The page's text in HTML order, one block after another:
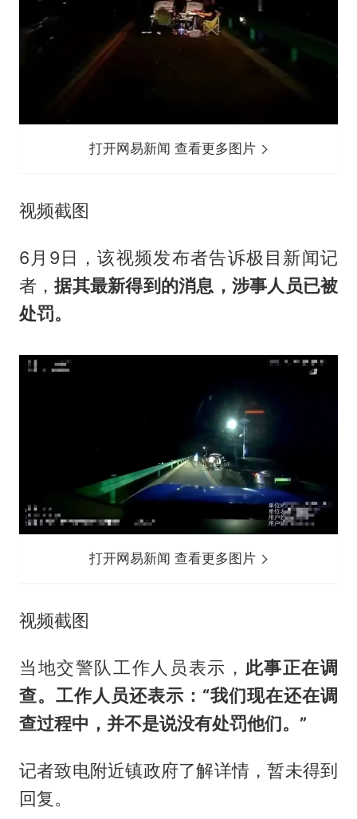
打开网易新闻 查看更多图片
视频截图
6月9日，该视频发布者告诉极目新闻记
者，据其最新得到的消息，涉事人员已被
处罚。
打开网易新闻 查看更多图片
视频截图
当地交警队工作人员表示， 此事正在调
查。工作人员还表示：“我们现在还在调
查过程中，并不是说没有处罚他们。”
记者致电附近镇政府了解详情，暂未得到
回复。